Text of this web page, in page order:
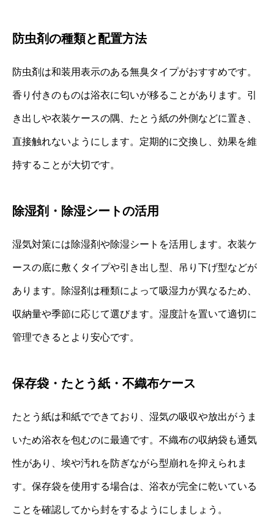
防虫剤の種類と配置方法
防虫剤は和装用表示のある無臭タイプがおすすめです。
香り付きのものは浴衣に匂いが移ることがあります。引
き出しや衣装ケースの隅、たとう紙の外側などに置き、
直接触れないようにします。定期的に交換し、効果を維
持することが大切です。
除湿剤・除湿シートの活用
湿気対策には除湿剤や除湿シートを活用します。衣装ケ
ースの底に敷くタイプや引き出し型、吊り下げ型などが
あります。除湿剤は種類によって吸湿力が異なるため、
収納量や季節に応じて選びます。湿度計を置いて適切に
管理できるとより安心です。
保存袋・たとう紙・不織布ケース
たとう紙は和紙でできており、湿気の吸収や放出がうま
いため浴衣を包むのに最適です。不織布の収納袋も通気
性があり、埃や汚れを防ぎながら型崩れを抑えられま
す。保存袋を使用する場合は、浴衣が完全に乾いている
ことを確認してから封をするようにしましょう。